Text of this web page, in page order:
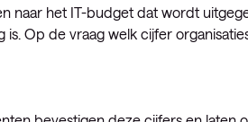
naar het IT-budget dat wordt
Op de vraag welk cijfer